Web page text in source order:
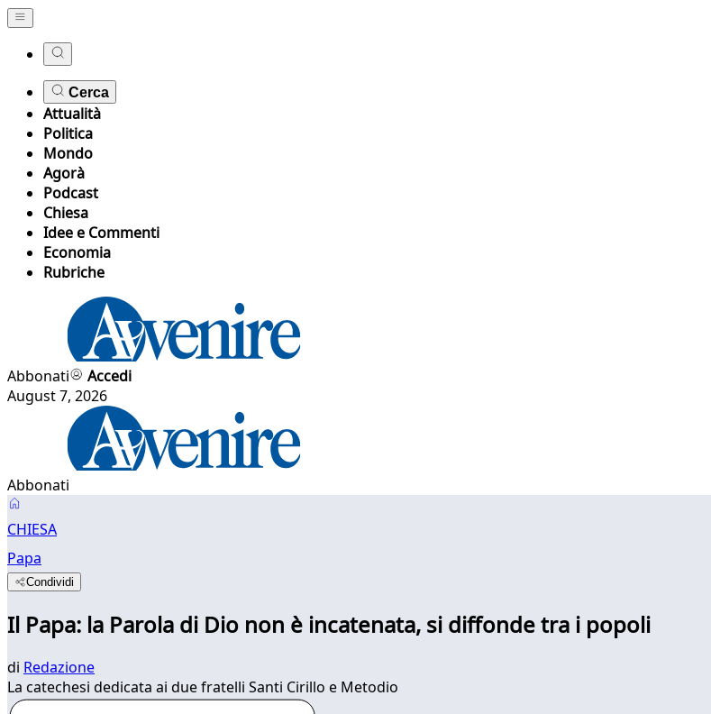
Cerca
Attualità
Politica
Mondo
Agorà
Podcast
Chiesa
Idee e Commenti
Economia
Rubriche
Abbonati
Accedi
August 7, 2026
Abbonati
CHIESA
Papa
Condividi
Il Papa: la Parola di Dio non è incatenata, si diffonde tra i popoli
di Redazione
La catechesi dedicata ai due fratelli Santi Cirillo e Metodio